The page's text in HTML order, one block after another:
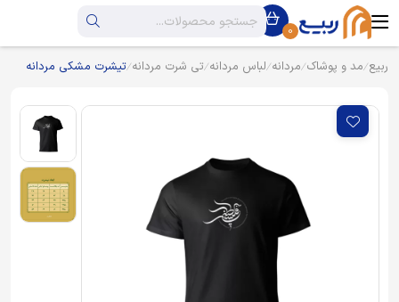
0
ربیع مد و پوشاک مردانه لباس مردانه تی شرت مردانه تیشرت مشکی مردانه